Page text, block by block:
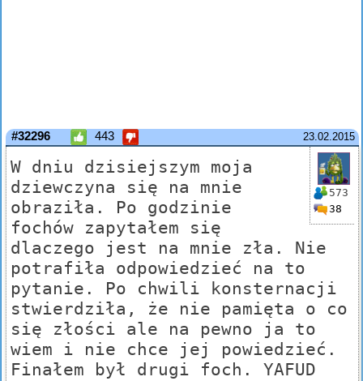
23.02.2015
#32296 443
573
38
W dniu dzisiejszym moja
dziewczyna się na mnie
obraziła. Po godzinie
fochów zapytałem się
dlaczego jest na mnie zła. Nie
potrafiła odpowiedzieć na to
pytanie. Po chwili konsternacji
stwierdziła, że nie pamięta o co
się złości ale na pewno ja to
wiem i nie chce jej powiedzieć.
Finałem był drugi foch. YAFUD